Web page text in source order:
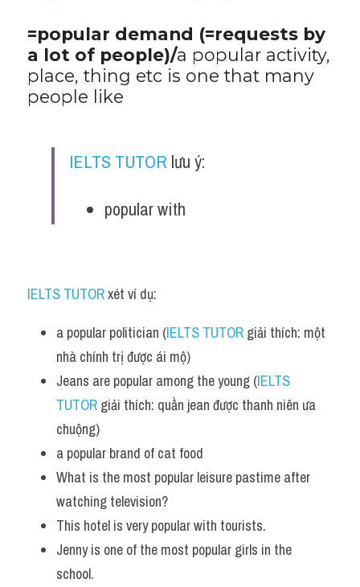
=popular demand (=requests by
a lot of people)/a popular activity,
place, thing etc is one that many
people like
IELTS TUTOR lưu ý:
popular with
IELTS TUTOR xét ví dụ:
a popular politician (IELTS TUTOR giải thích: một
nhà chính trị được ái mộ)
Jeans are popular among the young (IELTS
TUTOR giải thích: quần jean được thanh niên ưa
chuộng)
a popular brand of cat food
What is the most popular leisure pastime after
watching television?
This hotel is very popular with tourists.
Jenny is one of the most popular girls in the
school.